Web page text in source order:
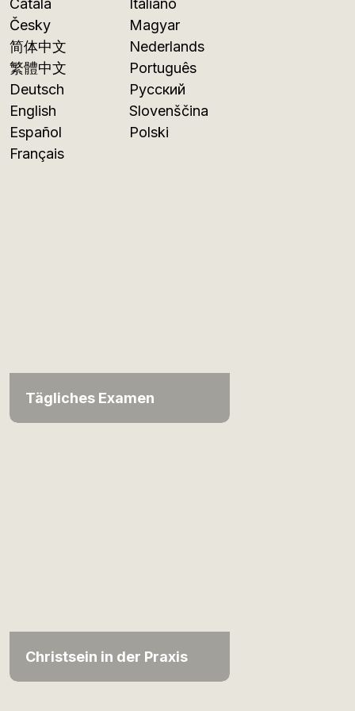
Català
Česky
简体中文
繁體中文
Deutsch
English
Español
Français
Italiano
Magyar
Nederlands
Português
Русский
Slovenščina
Polski
Tägliches Examen
Christsein in der Praxis